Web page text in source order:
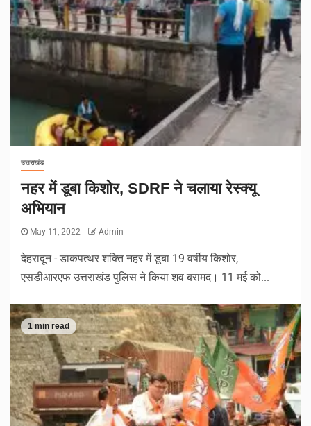
उत्तराखंड
नहर में डूबा किशोर, SDRF ने चलाया रेस्क्यू
अभियान
May 11, 2022 Admin
देहरादून - डाकपत्थर शक्ति नहर में डूबा 19 वर्षीय किशोर,
एसडीआरएफ उत्तराखंड पुलिस ने किया शव बरामद। 11 मई को...
1 min read